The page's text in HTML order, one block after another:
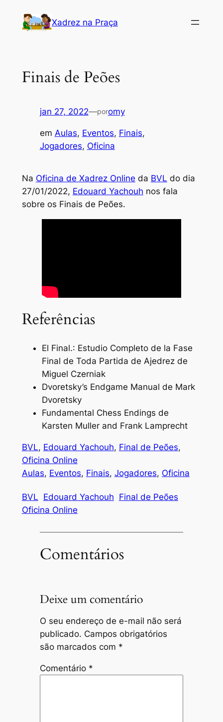
Xadrez na Praça
Finais de Peões
jan 27, 2022—poromy
em Aulas, Eventos, Finais
Jogadores, Oficina
Na Oficina de Xadrez Online da BVL do dia
27/01/2022, Edouard Yachouh nos fala
sobre os Finais de Peões.
Referências
El Final.: Estudio Completo de la Fase
Final de Toda Partida de Ajedrez de
Miguel Czerniak
Dvoretsky’s Endgame Manual de Mark
Dvoretsky
Fundamental Chess Endings de
Karsten Muller and Frank Lamprecht
BVL, Edouard Yachouh, Final de Peões
Oficina Online
Aulas, Eventos, Finais, Jogadores, Oficina
BVL Edouard Yachouh Final de Peões
Oficina Online
Comentários
Deixe um comentário
O seu endereço de e-mail não será
publicado. Campos obrigatórios
são marcados com *
Comentário *